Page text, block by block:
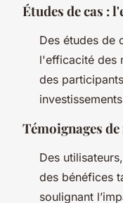
Études de cas :
Des études de
l'efficacité des
des
Témoignages
Des
des bénéfices
soulignant